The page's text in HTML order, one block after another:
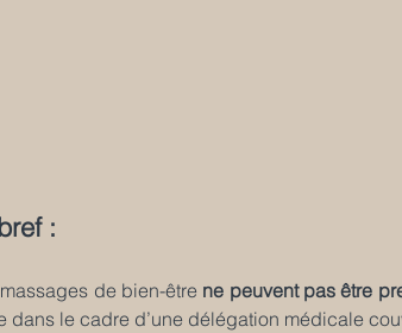
:
de bien-être ne peuvent pas être
dans le cadre d’une délégation médicale